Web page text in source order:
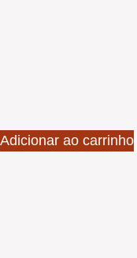
Adicionar ao carrinho